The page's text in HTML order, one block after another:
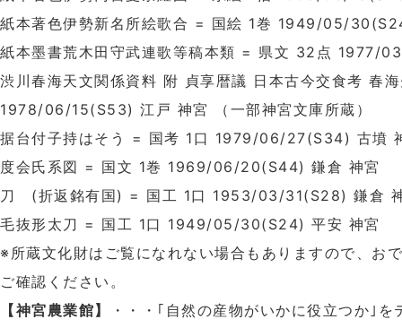
紙本著色伊勢新名所絵歌合 = 国絵 1巻 1949/05/
紙本墨書荒木田守武連歌等稿本類 = 県文 32点 1977/
渋川春海天文関係資料 附 貞享暦議 日本古今交食考 春
1978/06/15(S53) 江戸 神宮 （一部神宮文庫所蔵）
据台付子持はそう = 国考 1口 1979/06/27(S34) 古墳
度会氏系図 = 国文 1巻 1969/06/20(S44) 鎌倉 神宮
刀 (折返銘有国) = 国工 1口 1953/03/31(S28) 鎌倉
毛抜形太刀 = 国工 1口 1949/05/30(S24) 平安 神宮
※所蔵文化財はご覧になれない場合もありますので、お
ご確認ください。
【神宮農業館】
・・・｢自然の産物がいかに役立つか｣